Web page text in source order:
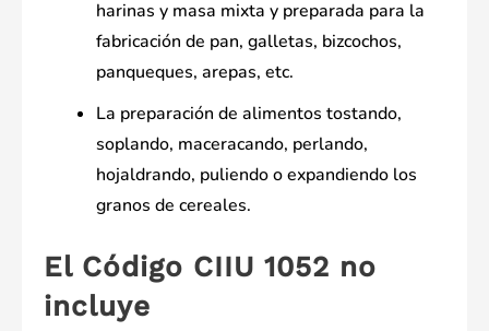
harinas y masa mixta y preparada para la
fabricación de pan, galletas, bizcochos,
panqueques, arepas, etc.
La preparación de alimentos tostando,
soplando, maceracando, perlando,
hojaldrando, puliendo o expandiendo los
granos de cereales.
El Código CIIU 1052 no
incluye